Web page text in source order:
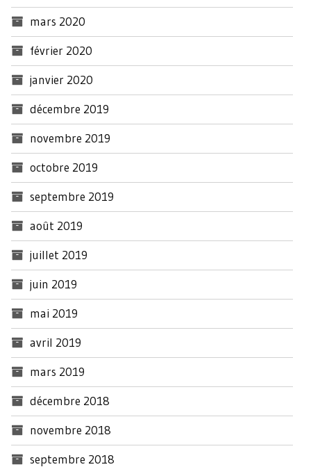
mars 2020
février 2020
janvier 2020
décembre 2019
novembre 2019
octobre 2019
septembre 2019
août 2019
juillet 2019
juin 2019
mai 2019
avril 2019
mars 2019
décembre 2018
novembre 2018
septembre 2018